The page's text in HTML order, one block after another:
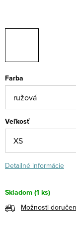
Farba
Veľkosť
Detailné informácie
Skladom (1 ks)
Možnosti